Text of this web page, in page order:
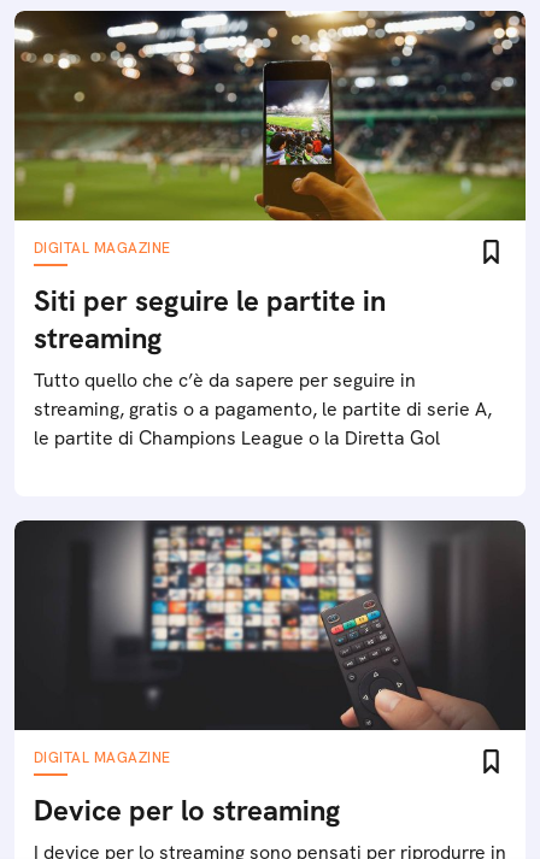
DIGITAL MAGAZINE
Siti per seguire le partite in
streaming
Tutto quello che c’è da sapere per seguire in
streaming, gratis o a pagamento, le partite di serie A,
le partite di Champions League o la Diretta Gol
DIGITAL MAGAZINE
Device per lo streaming
I device per lo streaming sono pensati per riprodurre in